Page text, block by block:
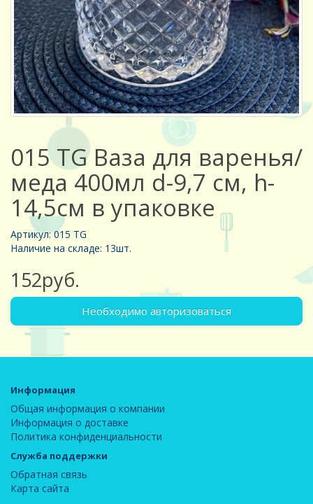
015 TG Ваза для варенья/
меда 400мл d-9,7 см, h-
14,5см в упаковке
Артикул: 015 TG
Наличие на складе: 13шт.
152руб.
Необходимо авторизоваться
Информация
Общая информация о компании
Информация о доставке
Политика конфиденциальности
Служба поддержки
Обратная связь
Карта сайта